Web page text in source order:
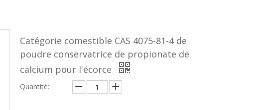
Catégorie comestible CAS 4075-81-4 de
poudre conservatrice de propionate de
calcium pour l'écorce
Quantité: